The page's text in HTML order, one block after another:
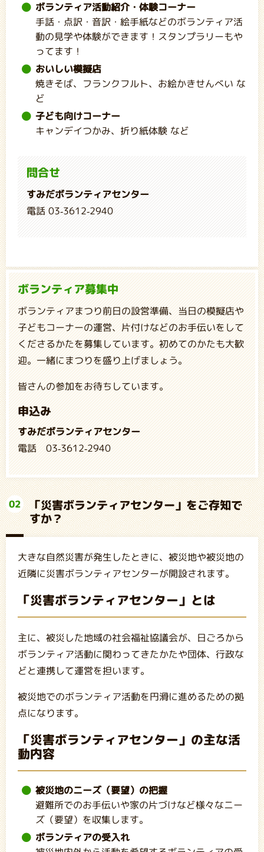
ボランティア活動紹介・体験コーナー
手話・点訳・音訳・絵手紙などのボランティア活
動の見学や体験ができます！スタンプラリーもや
ってます！
おいしい模擬店
焼きそば、フランクフルト、お絵かきせんべい な
ど
子ども向けコーナー
キャンデイつかみ、折り紙体験 など
問合せ
すみだボランティアセンター
電話 03-3612-2940
ボランティア募集中
ボランティアまつり前日の設営準備、当日の模擬店や
子どもコーナーの運営、片付けなどのお手伝いをして
くださるかたを募集しています。初めてのかたも大歓
迎。一緒にまつりを盛り上げましょう。
皆さんの参加をお待ちしています。
申込み
すみだボランティアセンター
電話 03-3612-2940
02
「災害ボランティアセンター」をご存知で
すか？
大きな自然災害が発生したときに、被災地や被災地の
近隣に災害ボランティアセンターが開設されます。
「災害ボランティアセンター」とは
主に、被災した地域の社会福祉協議会が、日ごろから
ボランティア活動に関わってきたかたや団体、行政な
どと連携して運営を担います。
被災地でのボランティア活動を円滑に進めるための拠
点になります。
「災害ボランティアセンター」の主な活
動内容
被災地のニーズ（要望）の把握
避難所でのお手伝いや家の片づけなど様々なニー
ズ（要望）を収集します。
ボランティアの受入れ